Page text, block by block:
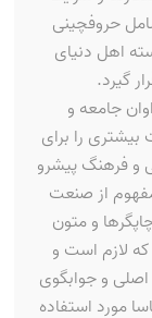
حروفچینی
اهل دنیای
گیرد.
جامعه و
بیشتری را برای
و فرهنگ پیشرو
از صنعت
و متون
لازم است و
و جوابگوی
مورد استفاده